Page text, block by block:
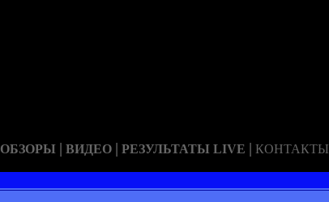
ОБЗОРЫ | ВИДЕО | РЕЗУЛЬТАТЫ LIVE | КОНТАКТЫ